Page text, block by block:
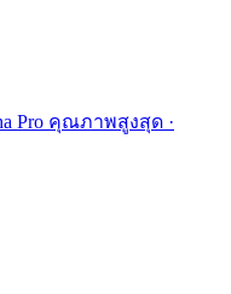
Pro คุณภาพสูงสุด ·